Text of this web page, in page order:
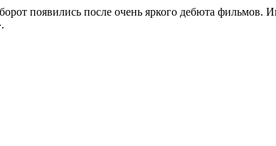
появились после очень яркого дебюта фильмов.